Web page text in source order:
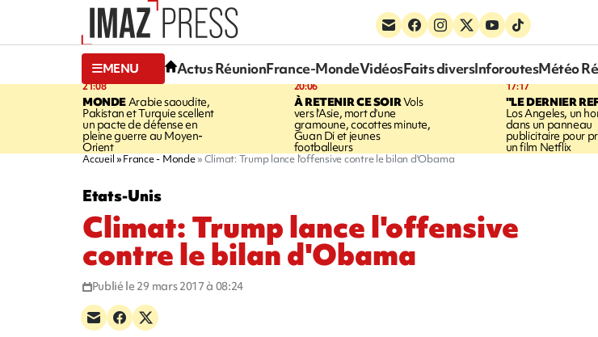
MENU Actus RéunionFrance-MondeVidéosFaits diversInforoutesMétéo
21:08
MONDE Arabie saoudite,
Pakistan et Turquie scellent
un pacte de défense en
pleine guerre au Moyen-
Orient
20:06
À RETENIR CE SOIRVols
vers l'Asie, mort d'une
gramoune, cocottes minute,
Guan Di et jeunes
footballeurs
17:17
"LE DERNIER
Los Angeles, un
dans un panneau
publicitaire pour
un film Netflix
Accueil France - Monde Climat: Trump lance l'offensive contre le bilan d'Obama
Etats-Unis
Climat: Trump lance l'offensive
contre le bilan d'Obama
Publié le 29 mars 2017 à 08:24